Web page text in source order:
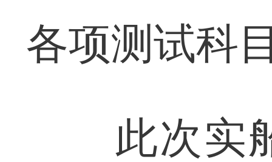
各项测试科
此次实船